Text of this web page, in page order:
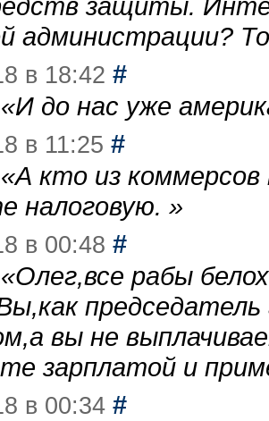
администрации?
в 18:42 #
«И до нас уже
в 11:25 #
«А кто из
налоговую. »
в 00:48 #
«Олег,все рабы
вы не
зарплатой и
в 00:34 #